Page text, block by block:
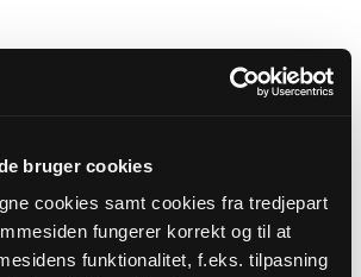
bruger cookies
cookies samt cookies fra tredjepart
fungerer korrekt og til at
funktionalitet, f.eks. tilpasning